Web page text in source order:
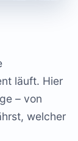
läuft. Hier
– von
welcher